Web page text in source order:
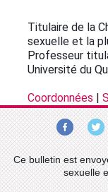
Titulaire de la
sexuelle et la
Professeur
Université du
Coordonnées
Ce bulletin est
sexuelle